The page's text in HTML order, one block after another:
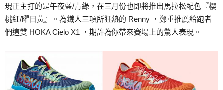
現正主打的是午夜藍/青綠，在三月份也即將推出馬拉松配色『櫻
桃紅/曜日黃』。為鐵人三項所狂熱的 Renny ，鄭重推薦給跑者
們這雙 HOKA Cielo X1 ，期許為你帶來賽場上的驚人表現。